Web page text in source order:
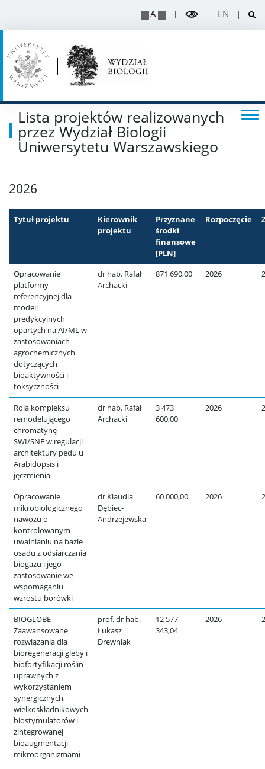
A EN
Lista projektów realizowanych
przez Wydział Biologii
Uniwersytetu Warszawskiego
2026
Tytuł projektu
Kierownik
projektu
Przyznane
środki
finansowe
[PLN]
Rozpoczęcie
Opracowanie
platformy
referencyjnej dla
modeli
predykcyjnych
opartych na AI/ML w
zastosowaniach
agrochemicznych
dotyczących
bioaktywności i
toksyczności
dr hab. Rafał
Archacki
871 690,00 2026
Rola kompleksu
remodelującego
chromatynę
SWI/SNF w regulacji
architektury pędu u
Arabidopsis i
jęczmienia
dr hab. Rafał
Archacki
3 473
600,00
2026
Opracowanie
mikrobiologicznego
nawozu o
kontrolowanym
uwalnianiu na bazie
osadu z odsiarczania
biogazu i jego
zastosowanie we
wspomaganiu
wzrostu borówki
dr Klaudia
Dębiec-
Andrzejewska
60 000,00 2026
BIOGLOBE -
Zaawansowane
rozwiązania dla
bioregeneracji gleby i
biofortyfikacji roślin
uprawnych z
wykorzystaniem
synergicznych,
wielkoskładnikowych
biostymulatorów i
zintegrowanej
bioaugmentacji
mikroorganizmami
prof. dr hab.
Łukasz
Drewniak
12 577
343,04
2026